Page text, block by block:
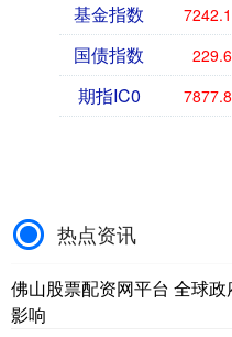
基金指数
国债指数
期指IC0
热点资讯
佛山股票配资网平台 全球
影响